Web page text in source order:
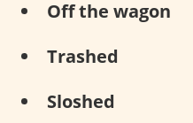
Off the wagon
Trashed
Sloshed